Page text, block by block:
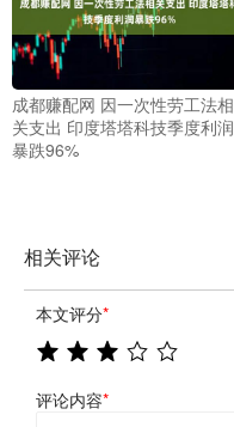
成都赚配网 因一次性劳工法相
关支出 印度塔塔科技季度利润
暴跌96%
相关评论
本文评分*
评论内容*